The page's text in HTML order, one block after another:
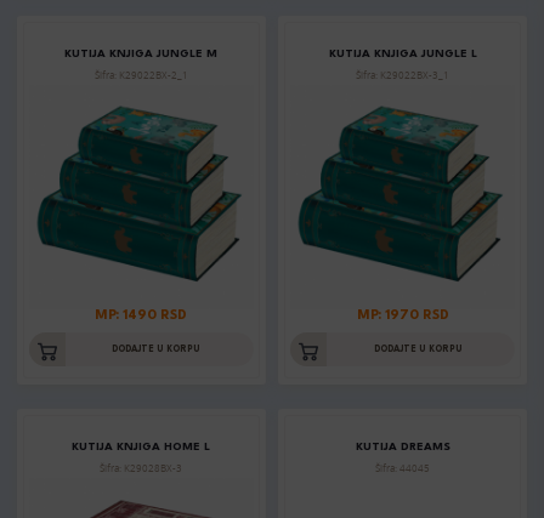
KUTIJA KNJIGA JUNGLE M
Šifra: K29022BX-2_1
MP: 1490 RSD
DODAJTE U KORPU
KUTIJA KNJIGA JUNGLE L
Šifra: K29022BX-3_1
MP: 1970 RSD
DODAJTE U KORPU
KUTIJA KNJIGA HOME L
Šifra: K29028BX-3
KUTIJA DREAMS
Šifra: 44045